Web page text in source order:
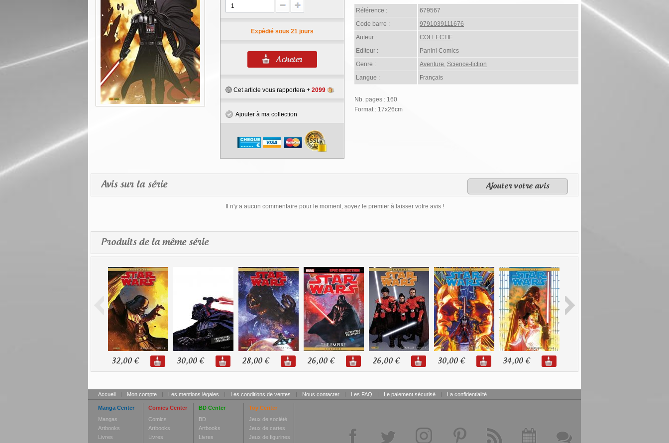
Expédié sous 21 jours
Cet article vous rapportera + 2099
Ajouter à ma collection
Référence :
679567
Code barre :
9791039111676
Auteur :
COLLECTIF
Editeur :
Panini Comics
Genre :
Aventure, Science-fiction
Langue :
Français
Nb. pages : 160
Format : 17x26cm
Avis sur la série Ajouter votre avis
Il n'y a aucun commentaire pour le moment, soyez le premier à laisser votre avis !
Produits de la même série
32,00 € 30,00 € 28,00 € 26,00 € 26,00 € 30,00 € 34,00 €
Accueil | Mon compte | Les mentions légales | Les conditions de ventes | Nous contacter | Les FAQ | Le paiement sécurisé | La confidentialité
Manga Center
Mangas
Artbooks
Livres
Comics Center
Comics
Artbooks
Livres
BD Center
BD
Artbooks
Livres
Toy Center
Jeux de société
Jeux de cartes
Jeux de figurines